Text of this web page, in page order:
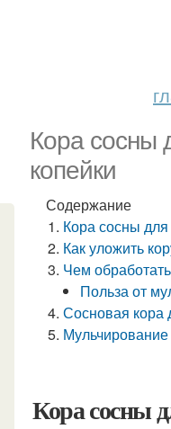
Кора сосны
копейки
Содержание
Кора сосны для
Как уложить
Чем
Польза от
Сосновая кора
Кора сосны